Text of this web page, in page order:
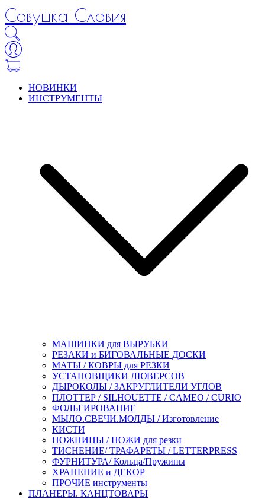
Совушка Славия
НОВИНКИ
ИНСТРУМЕНТЫ
МАШИНКИ для ВЫРУБКИ
РЕЗАКИ и БИГОВАЛЬНЫЕ ДОСКИ
МАТЫ / КОВРЫ для РЕЗКИ
УСТАНОВЩИКИ ЛЮВЕРСОВ
ДЫРОКОЛЫ / ЗАКРУГЛИТЕЛИ УГЛОВ
ПЛОТТЕР / SILHOUETTE / CAMEO / CURIO
ФОЛЬГИРОВАНИЕ
МЫЛО.СВЕЧИ.МОЛДЫ / Изготовление
КИСТИ
НОЖНИЦЫ / НОЖИ для резки
ТИСНЕНИЕ/ ТРАФАРЕТЫ / LETTERPRESS
ФУРНИТУРА/ Кольца/Пружины
ХРАНЕНИЕ и ДЕКОР
ПРОЧИЕ инструменты
ПЛАНЕРЫ. КАНЦТОВАРЫ